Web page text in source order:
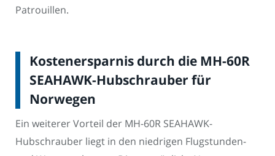
Patrouillen.
Kostenersparnis durch die MH-60R
SEAHAWK-Hubschrauber für
Norwegen
Ein weiterer Vorteil der MH-60R SEAHAWK-
Hubschrauber liegt in den niedrigen Flugstunden-